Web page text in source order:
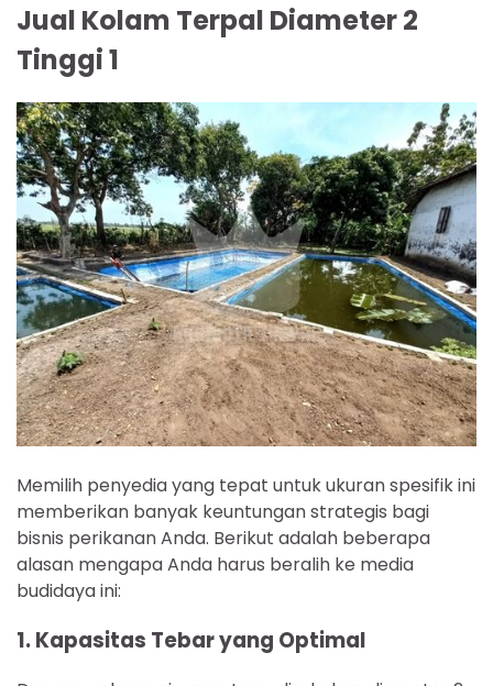
Jual Kolam Terpal Diameter 2
Tinggi 1
Memilih penyedia yang tepat untuk ukuran spesifik ini
memberikan banyak keuntungan strategis bagi
bisnis perikanan Anda. Berikut adalah beberapa
alasan mengapa Anda harus beralih ke media
budidaya ini:
1. Kapasitas Tebar yang Optimal